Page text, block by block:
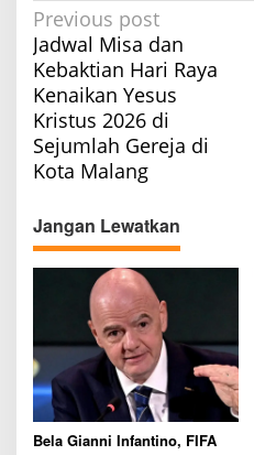
P
o
s
t
n
a
i
g
i
o
n
Previous post
Jadwal Misa dan
Kebaktian Hari Raya
Kenaikan Yesus
Kristus 2026 di
Sejumlah Gereja di
Kota Malang
Jangan Lewatkan
Bela Gianni Infantino, FIFA